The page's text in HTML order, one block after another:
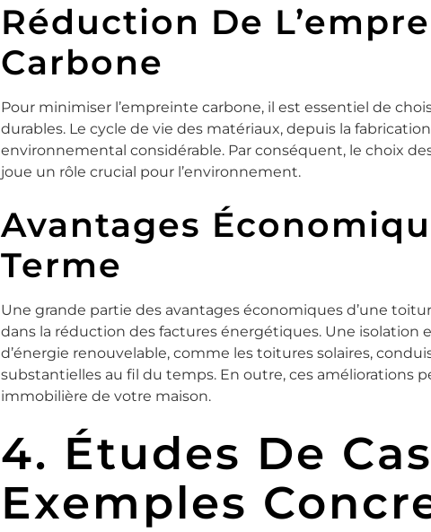
Réduction De
Carbone
Pour minimiser l’empreinte carbone, il est essentiel de
durables. Le cycle de vie des matériaux, depuis la
environnemental considérable. Par conséquent, le choix
joue un rôle crucial pour l’environnement.
Avantages
Terme
Une grande partie des avantages économiques d’une
dans la réduction des factures énergétiques. Une isolation
d’énergie renouvelable, comme les toitures solaires,
substantielles au fil du temps. En outre, ces améliorations
immobilière de votre maison.
4. Études De
Exemples